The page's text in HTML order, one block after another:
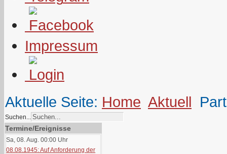
Impressum
Aktuelle Seite: Home Aktuell
Suchen...
Termine/Ereignisse
Sa, 08. Aug. 00:00 Uhr
08.08.1945: Auf Anforderung der